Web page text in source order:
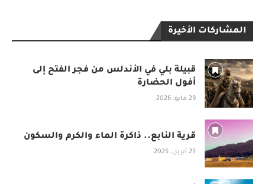
المشاركات الأخيرة
قبيلة بلي في الأندلس من فجر الفتح إلى
أفول الحضارة
29 مايو، 2026
قرية النابع.. ذاكرة الماء والكرم والسكون
23 أبريل، 2025